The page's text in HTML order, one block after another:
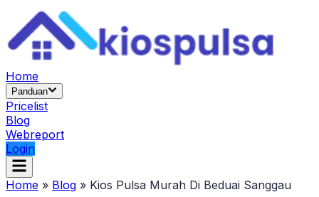
Home
Panduan
Pricelist
Blog
Webreport
Login
Home » Blog » Kios Pulsa Murah Di Beduai Sanggau